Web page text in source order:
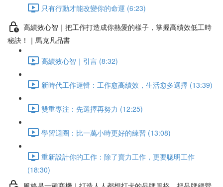
只有行動才能改變你的命運 (6:23)
高績效心智｜把工作打造成你熱愛的樣子，掌握高績效低工時
秘訣！｜馬克凡品書
高績效心智｜引言 (8:32)
新時代工作邏輯：工作愈高績效，生活愈多選擇 (13:39)
雙重專注：先選擇再努力 (12:25)
學習迴圈：比一萬小時更好的練習 (13:08)
重新設計你的工作：除了賣力工作，更要聰明工作
(18:30)